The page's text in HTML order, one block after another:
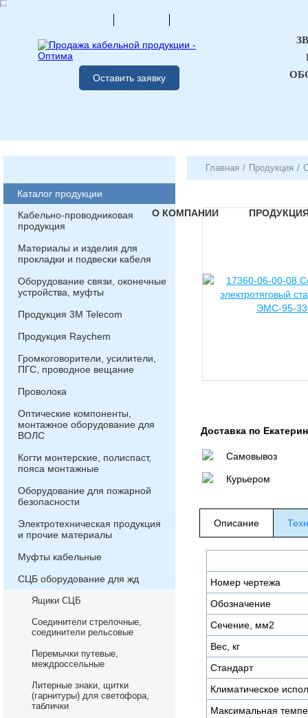
Оставить заявку
О КОМПАНИИ
Каталог продукции
Кабельно-проводниковая
продукция
Материалы и изделия для
прокладки и подвески кабеля
Оборудование связи, оконечные
устройства, муфты
Продукция 3М Telecom
Продукция Raychem
Громкоговорители, усилители,
ПГС, проводное вещание
Проволока
Оптические компоненты,
монтажное оборудование для
ВОЛС
Когти монтерские, полиспаст,
пояса монтажные
Оборудование для пожарной
безопасности
Электротехническая продукция
и прочие материалы
Муфты кабельные
СЦБ оборудование для жд
Ящики СЦБ
Соединители стрелочные,
соединители рельсовые
Перемычки путевые,
междроссельные
Литерные знаки, щитки
(гарнитуры) для светофора,
таблички
Главная / Продукция /
Доставка по
Самовывоз
Курьером
Описание
Номер чертежа
Обозначение
Сечение, мм2
Вес, кг
Стандарт
Климатическое
Максимальная